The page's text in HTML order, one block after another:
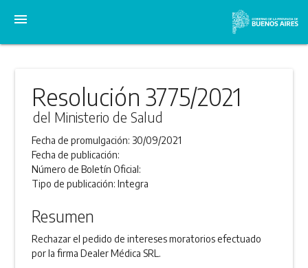
menu
Resolución 3775/2021
del Ministerio de Salud
Fecha de promulgación: 30/09/2021
Fecha de publicación:
Número de Boletín Oficial:
Tipo de publicación:Integra
Resumen
Rechazar el pedido de intereses moratorios efectuado
por la firma Dealer Médica SRL.